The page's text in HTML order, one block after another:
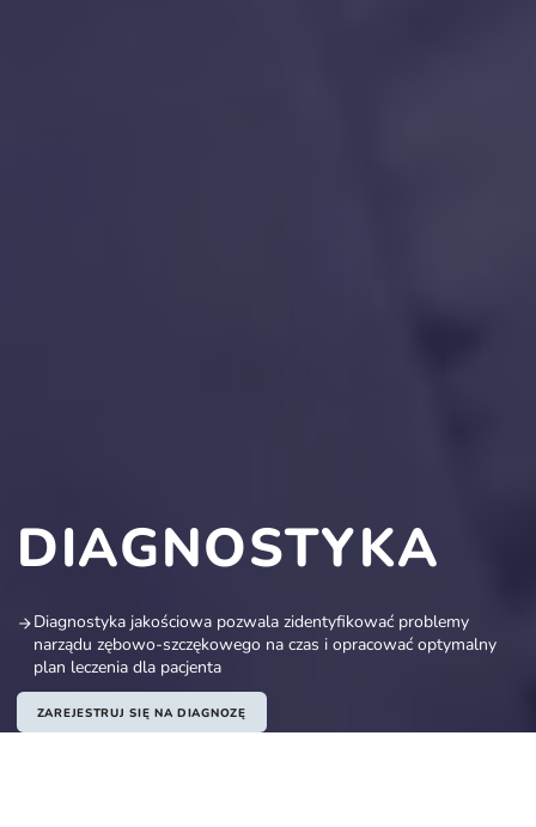
DIAGNOSTYKA
Diagnostyka jakościowa pozwala zidentyfikować problemy
narządu zębowo-szczękowego na czas i opracować optymalny
plan leczenia dla pacjenta
ZAREJESTRUJ SIĘ NA DIAGNOZĘ